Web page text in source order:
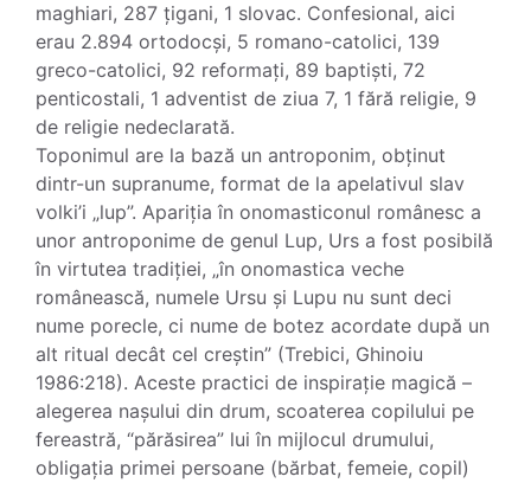
maghiari, 287 țigani, 1 slovac. Confesional, aici
erau 2.894 ortodocși, 5 romano-catolici, 139
greco-catolici, 92 reformați, 89 baptiști, 72
penticostali, 1 adventist de ziua 7, 1 fără religie, 9
de religie nedeclarată.
Toponimul are la bază un antroponim, obținut
dintr-un supranume, format de la apelativul slav
volki’i „lup”. Apariția în onomasticonul românesc a
unor antroponime de genul Lup, Urs a fost posibilă
în virtutea tradiției, „în onomastica veche
românească, numele Ursu și Lupu nu sunt deci
nume porecle, ci nume de botez acordate după un
alt ritual decât cel creștin” (Trebici, Ghinoiu
1986:218). Aceste practici de inspirație magică –
alegerea nașului din drum, scoaterea copilului pe
fereastră, “părăsirea” lui în mijlocul drumului,
obligația primei persoane (bărbat, femeie, copil)